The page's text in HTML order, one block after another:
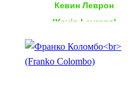
Кевин Леврон
(Kevin Levrone)